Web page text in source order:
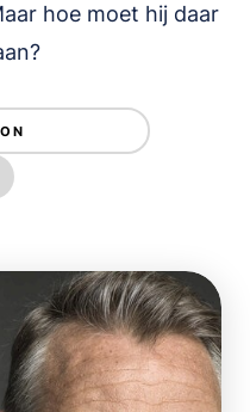
hoe moet hij daar